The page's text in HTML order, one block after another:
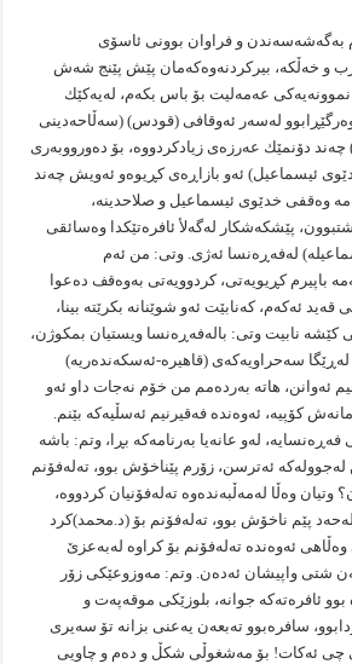
به‌گه‌شه‌سه‌ندن و فراوان بوونى ئاسۆی
و خه‌ڵكه‌، بیركردنه‌وه‌كه‌مان پێش پێنج شه‌ش
نموونه‌یه‌كى عه‌مه‌لیت بۆ باس بكه‌م، له‌یه‌كێك
وه‌رگێڕابوو له‌سه‌ر ئه‌وقافى (قودس) (سه‌ڵاحه‌دینى
دۆنمێك عه‌رزه‌ى زیادكردووه‌، بۆ ده‌ورووبه‌رى
ئیسماعیل) ئه‌و بازاڕه‌ى كڕیوه‌و ئه‌ویش چه‌ند
وه‌قفى خدێوى ئیسماعیل و صلاحدینه‌،
پێشكه‌شكار له‌گه‌لأ ئافره‌تێكدا وه‌سائقى
له‌فه‌ڕه‌نسا ئه‌ژى. وتى: من ئه‌م
باپیرم كڕیویه‌تى، كردوویه‌تى به‌وه‌قف ده‌عوا
ئه‌كه‌م، كه‌نابێت ئه‌و شوێنانه‌ بكرێته‌ بینا،
كێشه‌ نابیت وتى: باله‌فه‌ڕه‌نسا ویستیان بمكوژن،
سه‌حراویه‌كه‌ى (قاهیره‌-ئه‌سكه‌نده‌ریه‌)
ئه‌وانن، هاته‌ به‌رده‌مم من خۆم نه‌جات داو ئه‌و
كۆپیه‌، ئه‌وه‌نده‌ فه‌قیرنیم ئه‌سڵیه‌كه‌ بێنم.
له‌و عانه‌یا به‌رنامه‌كه‌ بڕا، وتم: باشه‌
ئه‌ترسن، زۆرم پێناخۆش بوو، ته‌له‌فۆنم
وتیان وه‌ڵا له‌مه‌ڵبه‌نده‌وه‌ ته‌له‌فۆنیان كردووه‌،
له‌حه‌د پێم ناخۆش بوو، ته‌له‌فۆنم بۆ (د.محمد)كرد
ئه‌وه‌نده‌ ته‌له‌فۆنم بۆ كراوه‌ له‌به‌عزێ
شتى واپیشان ئه‌ده‌ن. وتم: مه‌وزوعێكى زۆر
ئافره‌ته‌كه‌ جوانه‌، بلوزێكى موقه‌په‌ت و
سافره‌بوو ته‌بعه‌ن یه‌عنى بزانه‌ تۆ سه‌یرى
چى ئه‌كات! بۆ مه‌شغوڵى شكڵ و ده‌م و چاویى